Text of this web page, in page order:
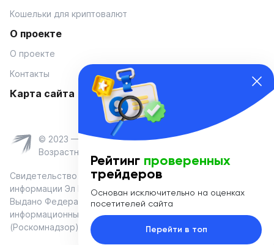
Кошельки для криптовалют
О проекте
О проекте
Контакты
Карта сайта
© 2023 — Coinmania
Возрастное ограничение 16+
Свидетельство о регистрации средства массовой
информации Эл № ФС 77-74908 от «25» января 2019 г.
Выдано Федеральной службой по надзору в сфере связи,
информационных технологий и массовых коммуникаций
(Роскомнадзор)
Рейтинг проверенных
трейдеров
Основан исключительно на оценках
посетителей сайта
Перейти в топ